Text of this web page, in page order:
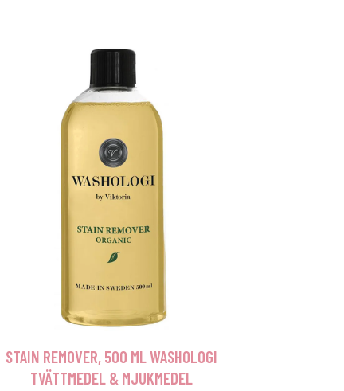
STAIN REMOVER, 500 ML WASHOLOGI
TVÄTTMEDEL & MJUKMEDEL